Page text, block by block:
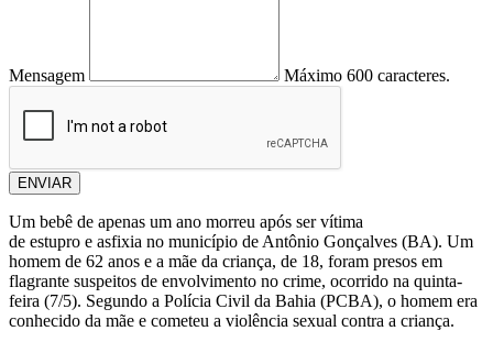
Mensagem Máximo 600 caracteres.
ENVIAR
Um bebê de apenas um ano morreu após ser vítima
de estupro e asfixia no município de Antônio Gonçalves (BA). Um
homem de 62 anos e a mãe da criança, de 18, foram presos em
flagrante suspeitos de envolvimento no crime, ocorrido na quinta-
feira (7/5). Segundo a Polícia Civil da Bahia (PCBA), o homem era
conhecido da mãe e cometeu a violência sexual contra a criança.